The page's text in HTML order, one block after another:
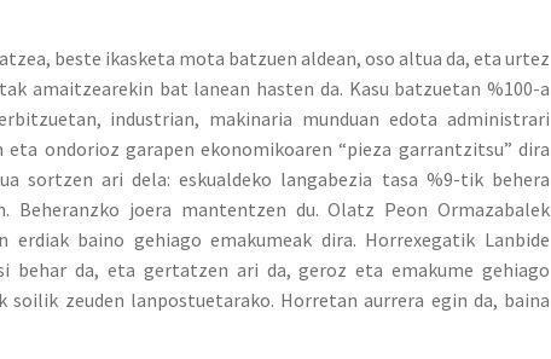
beste ikasketa mota batzuen aldean, oso altua da, eta urtez
amaitzearekin bat lanean hasten da. Kasu batzuetan %100-a
industrian, makinaria munduan edota administrari
ondorioz garapen ekonomikoaren “pieza garrantzitsu” dira
sortzen ari dela: eskualdeko langabezia tasa %9-tik behera
Beheranzko joera mantentzen du. Olatz Peon Ormazabalek
erdiak baino gehiago emakumeak dira. Horrexegatik Lanbide
behar da, eta gertatzen ari da, geroz eta emakume gehiago
zeuden lanpostuetarako. Horretan aurrera egin da, baina